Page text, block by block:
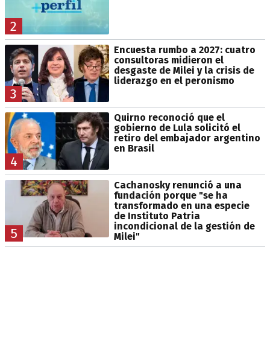
2
3
Encuesta rumbo a 2027: cuatro
consultoras midieron el
desgaste de Milei y la crisis de
liderazgo en el peronismo
4
Quirno reconoció que el
gobierno de Lula solicitó el
retiro del embajador argentino
en Brasil
5
Cachanosky renunció a una
fundación porque "se ha
transformado en una especie
de Instituto Patria
incondicional de la gestión de
Milei"